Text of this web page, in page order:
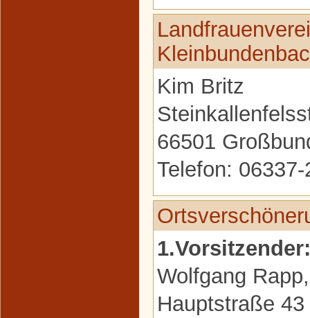
Kim Britz
66501
Telefon:
1.Vorsitzender:
Wolfgang Rapp,
Hauptstraße 43